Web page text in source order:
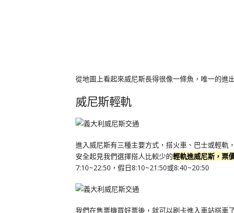
從地圖上看起來威尼斯長得很像一條魚，唯一的進
威尼斯輕軌
進入威尼斯有三種主要方式，搭火車、巴士或輕軌
安全起見我們選擇搭人比較少的輕軌進威尼斯，票
7:10~22:50，假日8:10~21:50或8:40~20:50
我們在售票機買好票後，就可以刷卡進入車站搭車